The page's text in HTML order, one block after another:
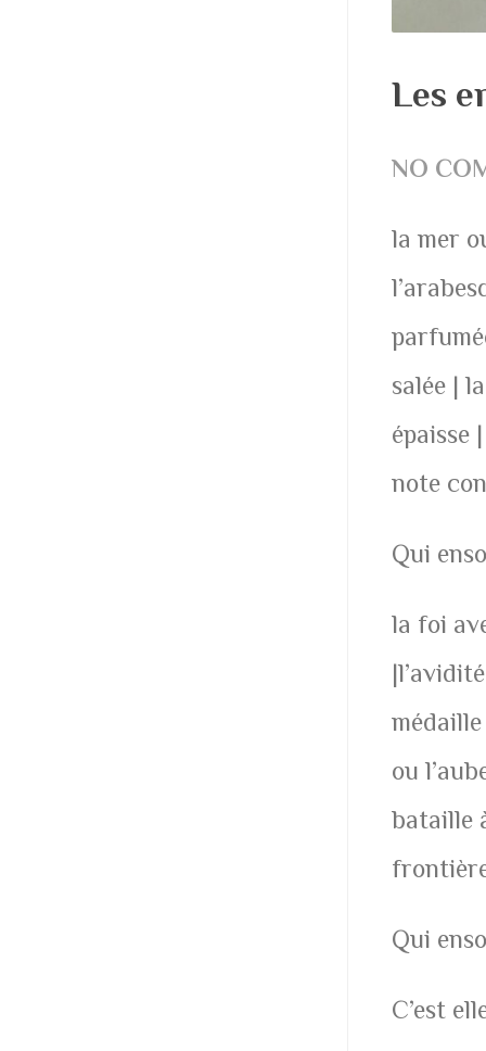
Les
NO
la mer
salée |
épaisse
note
Qui
la foi
ou
bataille
Qui
C’est